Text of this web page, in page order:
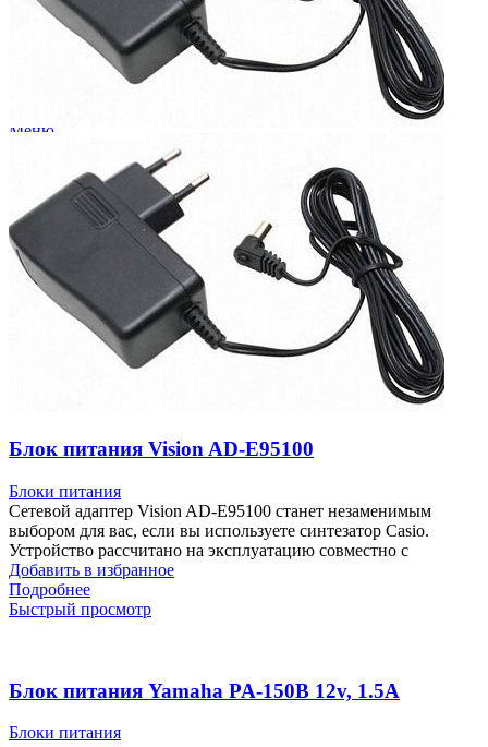
Педали эффектов, процессоры
Меню
₽
Блок питания Vision AD-E95100
Блоки питания
Сетевой адаптер Vision AD-E95100 станет незаменимым
выбором для вас, если вы используете синтезатор Casio.
Устройство рассчитано на эксплуатацию совместно с
Добавить в избранное
Подробнее
Быстрый просмотр
Блок питания Yamaha PA-150B 12v, 1.5A
Блоки питания